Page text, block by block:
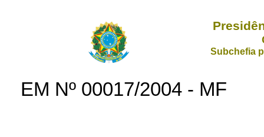
Subchefia
EM Nº 00017/2004 - MF